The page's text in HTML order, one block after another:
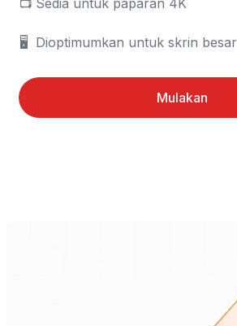
📺	Sedia untuk paparan 4K
🖥️	Dioptimumkan untuk skrin besar
Mulakan